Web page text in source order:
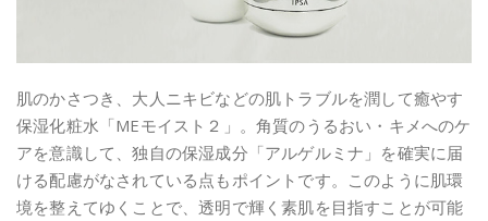
肌のかさつき、大人ニキビなどの肌トラブルを潤して癒やす
保湿化粧水「MEモイスト２」。角質のうるおい・キメへのケ
アを意識して、独自の保湿成分「アルゲルミナ」を確実に届
ける配慮がなされている点もポイントです。このように肌環
境を整えてゆくことで、透明で輝く素肌を目指すことが可能